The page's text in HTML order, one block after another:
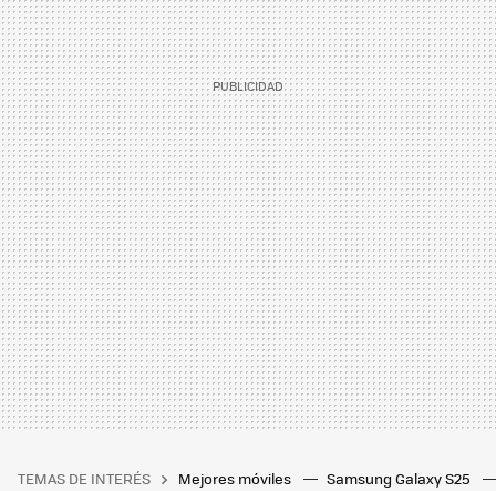
TEMAS DE INTERÉS Mejores móviles Samsung Galaxy S25